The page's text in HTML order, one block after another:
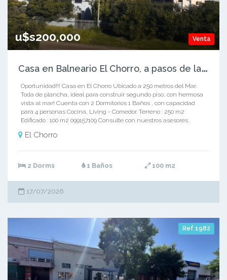
Venta
u$s200,000
C
asa en Balneario El Chorro, a pasos de la playa
Oportunidad!!! Casa en El Chorro Ubicado a 250 metros del Mar.
Toda de plancha, ideal para construir segundo piso, con hermosa
vista al mar! Cuenta con 2 Dormitorios 1 Baños , con capacidad
para 4 personas Cocina, Living - Comedor. Terreno : 250 m2
Edificado : 100 m2 099157109 Consulte con nuestros asesores.
El Chorro
2 Dorms 1 Baños 100 m2
17/07/2026
Ref.1982